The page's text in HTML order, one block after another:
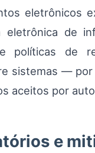
eletrônicos
eletrônica de
políticas de
sistemas —
aceitos por
e